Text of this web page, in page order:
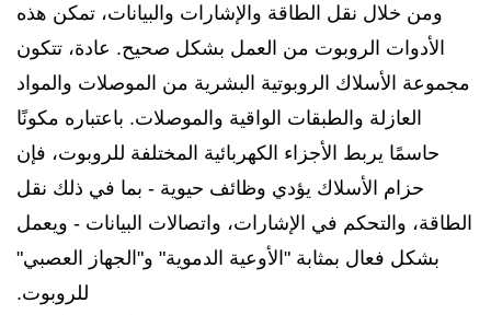
ومن خلال نقل الطاقة والإشارات والبيانات، تمكن هذه
الأدوات الروبوت من العمل بشكل صحيح. عادة، تتكون
مجموعة الأسلاك الروبوتية البشرية من الموصلات والمواد
العازلة والطبقات الواقية والموصلات. باعتباره مكونًا
حاسمًا يربط الأجزاء الكهربائية المختلفة للروبوت، فإن
حزام الأسلاك يؤدي وظائف حيوية - بما في ذلك نقل
الطاقة، والتحكم في الإشارات، واتصالات البيانات - ويعمل
بشكل فعال بمثابة "الأوعية الدموية" و"الجهاز العصبي"
للروبوت.